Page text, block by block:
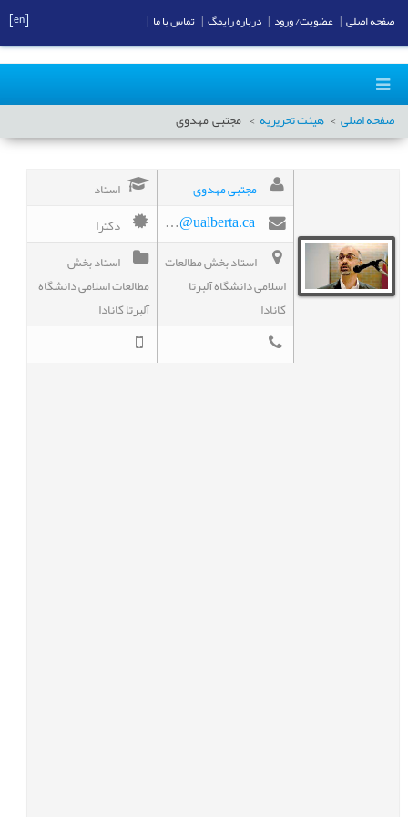
صفحه اصلی هیئت تحریریه مجتبیمهدوی
مجتبی مهدوی استاد
mojtaba.mahdavi@ualberta.ca
دکترا
استاد بخش مطالعات
اسلامی دانشگاه آلبرتا
کانادا
استاد بخش
مطالعات اسلامی دانشگاه
آلبرتا کانادا
صفحه اصلی عضویت/ ورود درباره رایمگ تماس با ما